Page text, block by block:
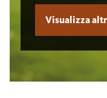
Visualizza